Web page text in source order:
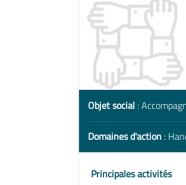
Objet social :
Domaines d'action :
Principales activités